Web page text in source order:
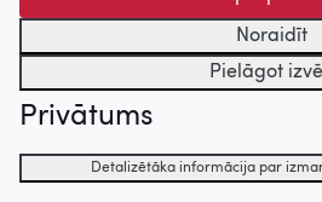
Noraidīt
Pielāgot
Privātums
Detalizētāka informācija par